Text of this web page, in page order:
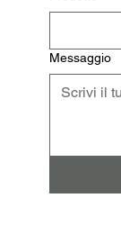
Messaggio